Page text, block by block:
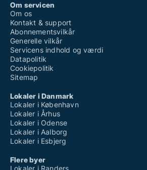
Om servicen
Om os
Kontakt & support
Abonnementsvilkår
Generelle vilkår
Servicens indhold og værdi
Datapolitik
Cookiepolitik
Sitemap
Lokaler i Danmark
Lokaler i København
Lokaler i Århus
Lokaler i Odense
Lokaler i Aalborg
Lokaler i Esbjerg
Flere byer